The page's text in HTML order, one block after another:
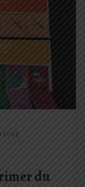
premier
Claire
lors d’un
Claire) et
du